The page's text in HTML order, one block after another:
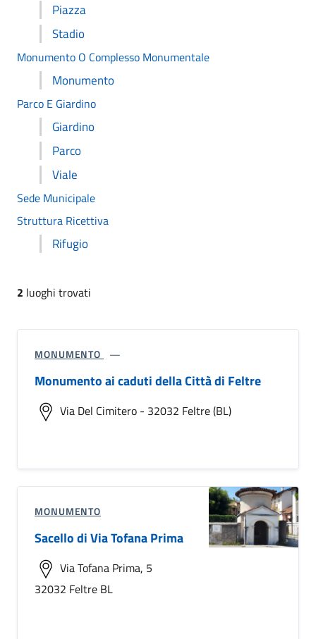
Piazza
Stadio
Monumento O Complesso Monumentale
Monumento
Parco E Giardino
Giardino
Parco
Viale
Sede Municipale
Struttura Ricettiva
Rifugio
2 luoghi trovati
MONUMENTO
Monumento ai caduti della Città di Feltre
Via Del Cimitero - 32032 Feltre (BL)
MONUMENTO
Sacello di Via Tofana Prima
Via Tofana Prima, 5
32032 Feltre BL